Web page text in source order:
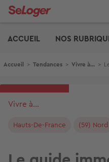
Aller
ACCUEIL
NOS
Fil d'Ariane
Accueil > Tendances > Vivre à... >
Vivre à...
Hauts-De-France (59) Nord